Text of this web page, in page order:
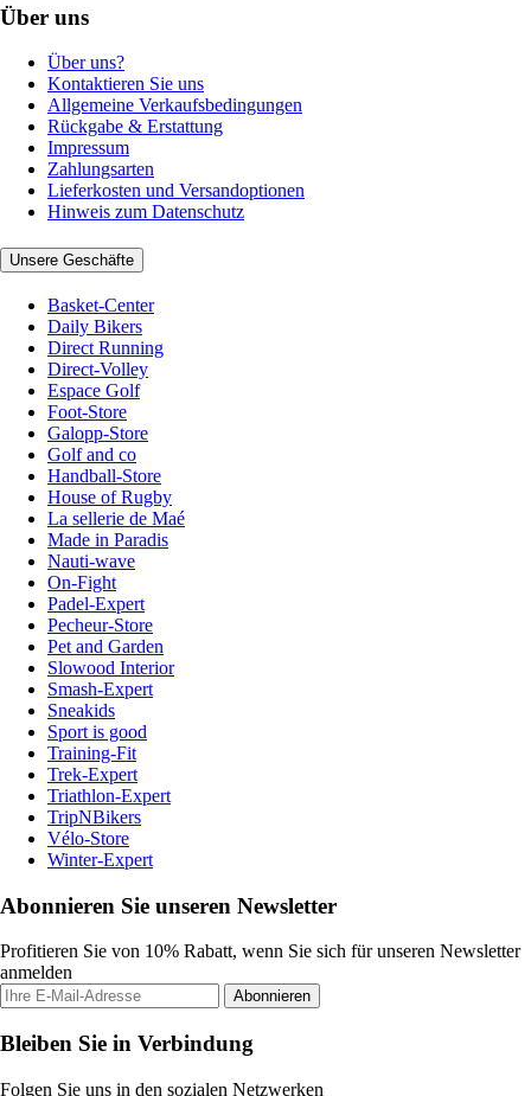
Über uns
Über uns?
Kontaktieren Sie uns
Allgemeine Verkaufsbedingungen
Rückgabe & Erstattung
Impressum
Zahlungsarten
Lieferkosten und Versandoptionen
Hinweis zum Datenschutz
Unsere Geschäfte
Basket-Center
Daily Bikers
Direct Running
Direct-Volley
Espace Golf
Foot-Store
Galopp-Store
Golf and co
Handball-Store
House of Rugby
La sellerie de Maé
Made in Paradis
Nauti-wave
On-Fight
Padel-Expert
Pecheur-Store
Pet and Garden
Slowood Interior
Smash-Expert
Sneakids
Sport is good
Training-Fit
Trek-Expert
Triathlon-Expert
TripNBikers
Vélo-Store
Winter-Expert
Abonnieren Sie unseren Newsletter
Profitieren Sie von 10% Rabatt, wenn Sie sich für unseren Newsletter
anmelden
Abonnieren
Bleiben Sie in Verbindung
Folgen Sie uns in den sozialen Netzwerken